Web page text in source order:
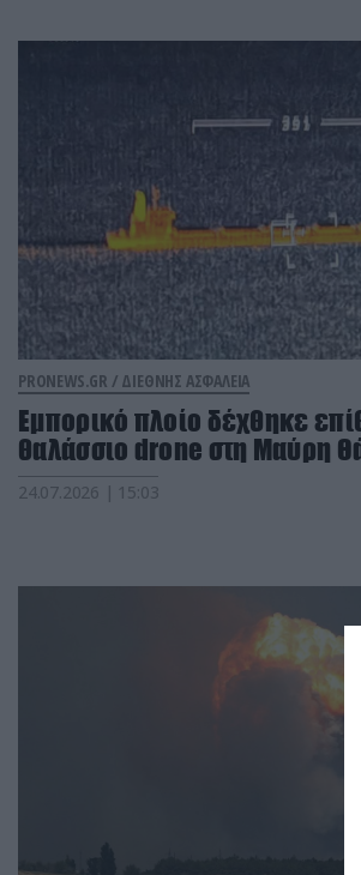
PRONEWS.GR / ΔΙΕΘΝΗΣ ΑΣΦΑΛΕΙΑ
Εμπορικό πλοίο δέχθηκε
θαλάσσιο drone στη Μαύρη
24.07.2026 | 15:03